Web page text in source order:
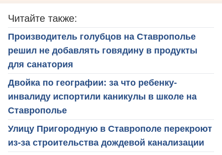
Читайте также:
Производитель голубцов на Ставрополье
решил не добавлять говядину в продукты
для санатория
Двойка по географии: за что ребенку-
инвалиду испортили каникулы в школе на
Ставрополье
Улицу Пригородную в Ставрополе перекроют
из-за строительства дождевой канализации